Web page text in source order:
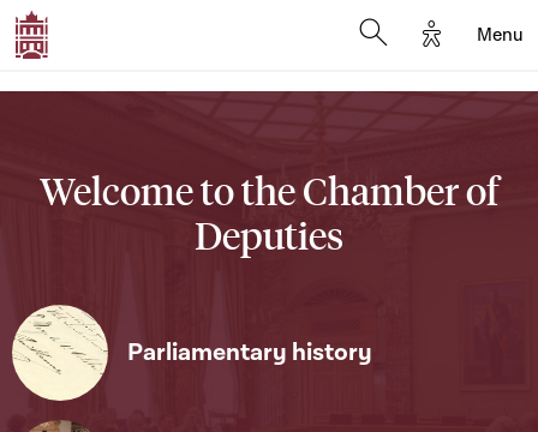
Options
Menu
Welcome to the Chamber of
Deputies
Parliamentary history